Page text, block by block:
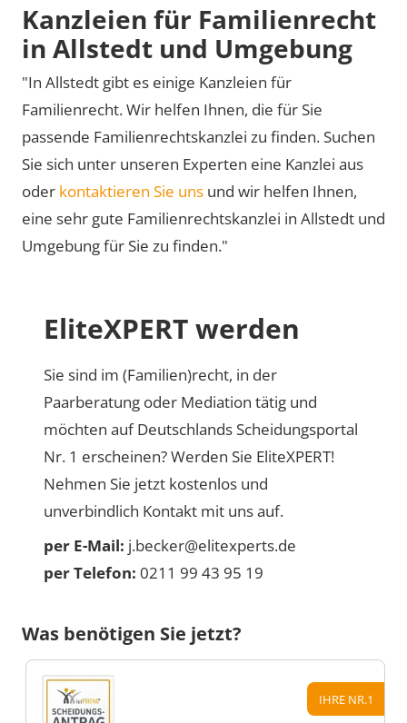
Kanzleien für Familienrecht
in Allstedt und Umgebung
"In Allstedt gibt es einige Kanzleien für
Familienrecht. Wir helfen Ihnen, die für Sie
passende Familienrechtskanzlei zu finden. Suchen
Sie sich unter unseren Experten eine Kanzlei aus
oder kontaktieren Sie uns und wir helfen Ihnen,
eine sehr gute Familienrechtskanzlei in Allstedt und
Umgebung für Sie zu finden."
EliteXPERT werden
Sie sind im (Familien)recht, in der
Paarberatung oder Mediation tätig und
möchten auf Deutschlands Scheidungsportal
Nr. 1 erscheinen? Werden Sie EliteXPERT!
Nehmen Sie jetzt kostenlos und
unverbindlich Kontakt mit uns auf.
per E-Mail: j.becker@elitexperts.de
per Telefon: 0211 99 43 95 19
Was benötigen Sie jetzt?
IHRE NR.1